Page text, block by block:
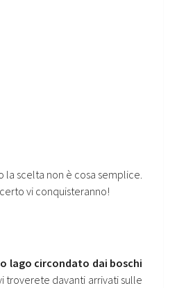
la scelta non è cosa semplice.
vi conquisteranno!
lago circondato dai boschi
troverete davanti arrivati sulle